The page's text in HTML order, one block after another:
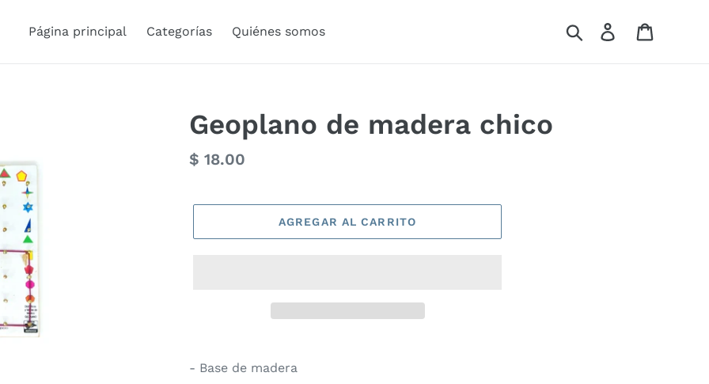
Página principal Categorías Quiénes somos Buscar Ingresar
Geoplano de madera chico
Precio
$ 18.00
AGREGAR AL CARRITO
- Base de madera